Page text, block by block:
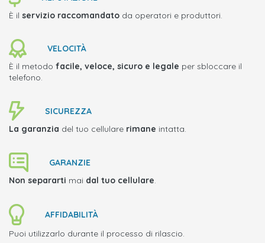
È il servizio raccomandato da operatori e produttori.
VELOCITÀ
È il metodo facile, veloce, sicuro e legale per sbloccare il
telefono.
SICUREZZA
La garanzia del tuo cellulare rimane intatta.
GARANZIE
Non separarti mai dal tuo cellulare.
AFFIDABILITÀ
Puoi utilizzarlo durante il processo di rilascio.